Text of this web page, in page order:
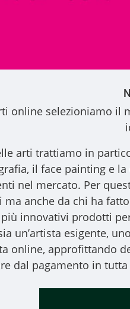
online selezioniamo il
arti trattiamo in
il face painting e
nel mercato. Per
anche da chi ha
innovativi prodotti
un’artista esigente,
online, approfittando
dal pagamento in